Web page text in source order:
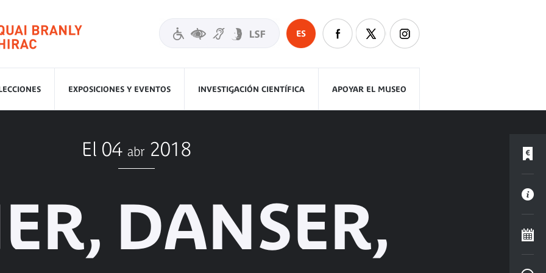
ES
EXPOSICIONES Y EVENTOS INVESTIGACIÓN CIENTÍFICA APOYAR EL MUSEO
El 04 abr 2018
DANSER,